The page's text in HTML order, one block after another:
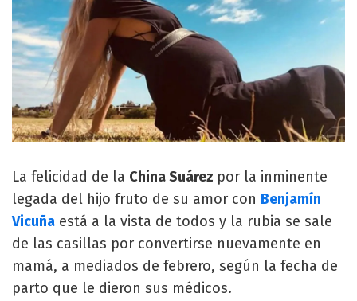
La felicidad de la China Suárez por la inminente
legada del hijo fruto de su amor con Benjamín
Vicuña está a la vista de todos y la rubia se sale
de las casillas por convertirse nuevamente en
mamá, a mediados de febrero, según la fecha de
parto que le dieron sus médicos.